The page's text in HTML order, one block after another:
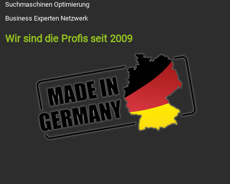
Suchmaschinen Optimierung
Business Experten Netzwerk
Wir sind die Profis seit 2009